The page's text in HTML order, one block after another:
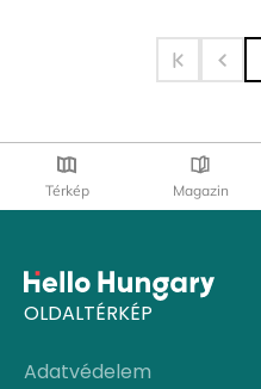
Térkép Magazin
OLDALTÉRKÉP
Adatvédelem